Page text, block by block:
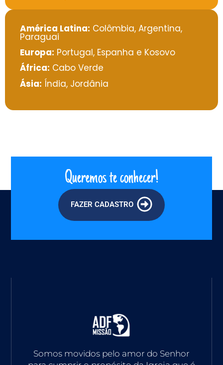
América Latina: Colômbia, Argentina,
Paraguai
Europa: Portugal, Espanha e Kosovo
África: Cabo Verde
Ásia: Índia, Jordânia
Queremos te conhecer!
FAZER CADASTRO
Somos movidos pelo amor do Senhor